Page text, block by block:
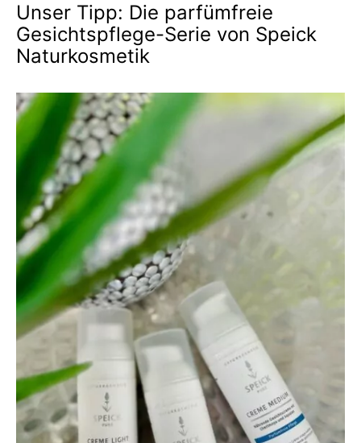
Unser Tipp: Die parfümfreie
Gesichtspflege-Serie von Speick
Naturkosmetik